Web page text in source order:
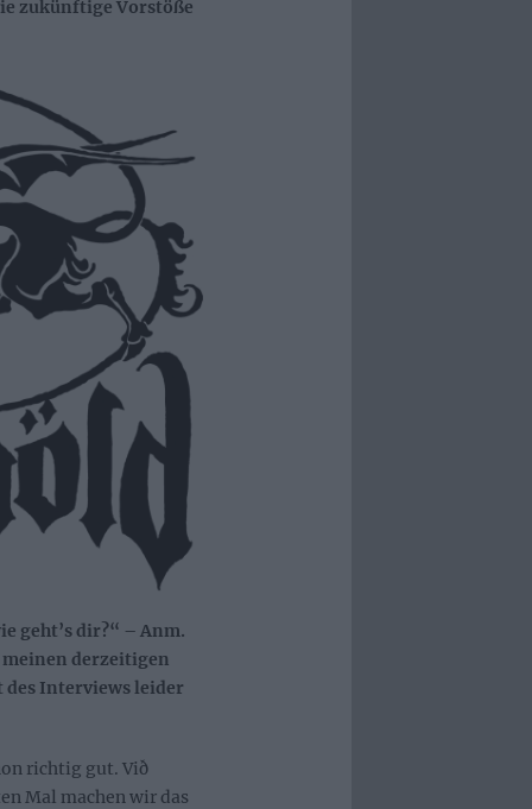
zukünftige Vorstöße
geht’s dir?“ – Anm.
meinen derzeitigen
des Interviews leider
richtig gut. Við
Mal machen wir das